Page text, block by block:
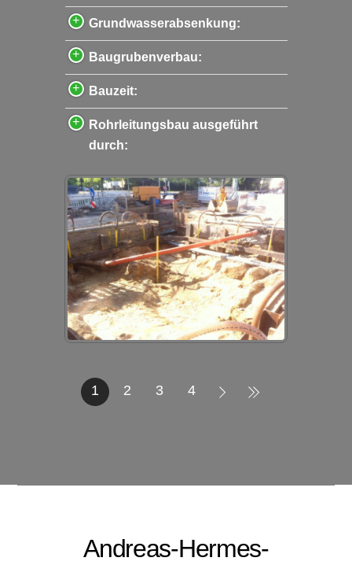
Grundwasserabsenkung:
Baugrubenverbau:
Bauzeit:
Rohrleitungsbau ausgeführt
durch:
1 2 3 4
Andreas-Hermes-